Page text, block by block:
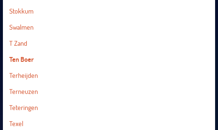
Stokkum
Swalmen
T Zand
Ten Boer
Terheijden
Terneuzen
Teteringen
Texel